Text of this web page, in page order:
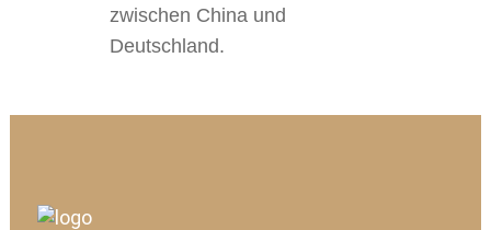
zwischen China und
Deutschland.